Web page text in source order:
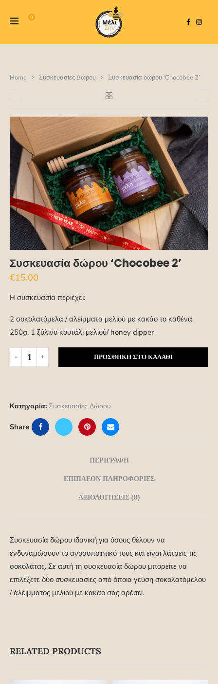
0
Home Συσκευασίες Δώρου Συσκευασία δώρου ‘Chocobee 2’
Συσκευασία δώρου ‘Chocobee 2’
€15.00
Η συσκευασία περιέχει:
2 σοκολατόμελα / αλείμματα μελιού με κακάο το καθένα
250g, 1 ξύλινο κουτάλι μελιού/ honey dipper
ΠΡΟΣΘΉΚΗ ΣΤΟ ΚΑΛΆΘΙ
Κατηγορία: Συσκευασίες Δώρου
Share
ΠΕΡΙΓΡΑΦΉ
ΕΠΙΠΛΈΟΝ ΠΛΗΡΟΦΟΡΊΕΣ
ΑΞΙΟΛΟΓΉΣΕΙΣ (0)
Συσκευασία δώρου ιδανική για όσους θέλουν να
ενδυναμώσουν το ανοσοποιητικό τους και είναι λάτρεις τις
σοκολάτας. Σε αυτή τη συσκευασία δώρου μπορείτε να
επιλέξετε δύο συσκευασίες από όποια γεύση σοκολατόμελου
/ άλειμματος μελιού με κακάο σας αρέσει.
RELATED PRODUCTS